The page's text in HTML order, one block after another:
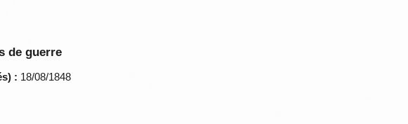
de guerre
: 18/08/1848